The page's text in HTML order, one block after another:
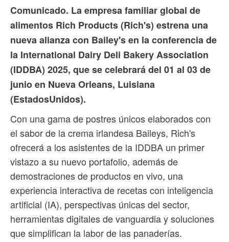
Comunicado. La empresa familiar global de
alimentos Rich Products (Rich's) estrena una
nueva alianza con Bailey's en la conferencia de
la International Dairy Deli Bakery Association
(IDDBA) 2025, que se celebrará del 01 al 03 de
junio en Nueva Orleans, Luisiana
(EstadosUnidos).
Con una gama de postres únicos elaborados con
el sabor de la crema irlandesa Baileys, Rich's
ofrecerá a los asistentes de la IDDBA un primer
vistazo a su nuevo portafolio, además de
demostraciones de productos en vivo, una
experiencia interactiva de recetas con inteligencia
artificial (IA), perspectivas únicas del sector,
herramientas digitales de vanguardia y soluciones
que simplifican la labor de las panaderías.